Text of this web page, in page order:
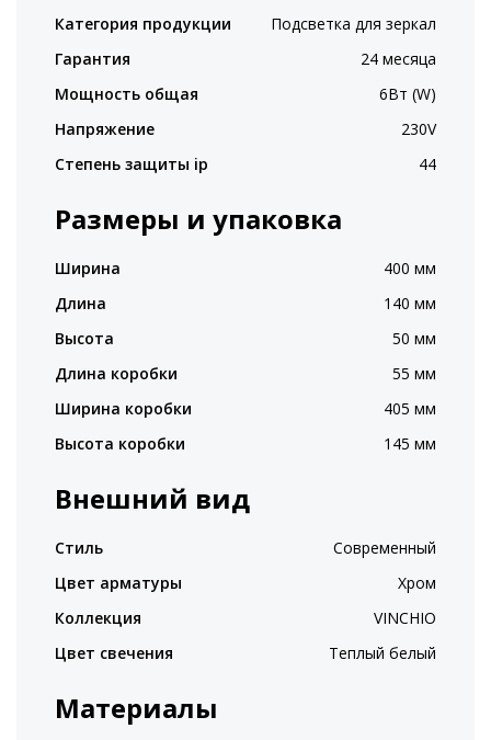
Категория продукции
Подсветка для зеркал
Гарантия
24 месяца
Мощность общая
6Вт (W)
Напряжение
230V
Степень защиты ip
44
Размеры и упаковка
Ширина
400 мм
Длина
140 мм
Высота
50 мм
Длина коробки
55 мм
Ширина коробки
405 мм
Высота коробки
145 мм
Внешний вид
Стиль
Современный
Цвет арматуры
Хром
Коллекция
VINCHIO
Цвет свечения
Теплый белый
Материалы